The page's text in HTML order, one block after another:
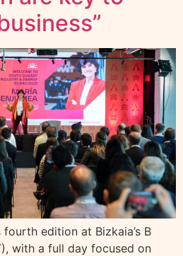
edition at Bizkaia’s B
with a full day focused on